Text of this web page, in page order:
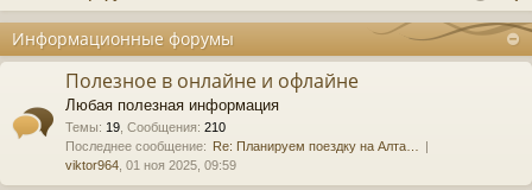
и ат
ел
и
Информационные форумы
Полезное в онлайне и офлайне
Любая полезная информация
Темы: 19 Сообщения: 210
Последнее сообщение: Re: Планируем поездку на Алта…
viktor964 , 01 ноя 2025, 09:59